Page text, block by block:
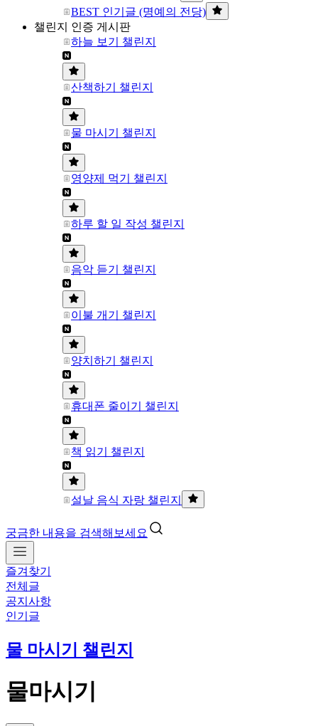
BEST 인기글 (명예의 전당)
챌린지 인증 게시판
하늘 보기 챌린지
산책하기 챌린지
물 마시기 챌린지
영양제 먹기 챌린지
하루 할 일 작성 챌린지
음악 듣기 챌린지
이불 개기 챌린지
양치하기 챌린지
휴대폰 줄이기 챌린지
책 읽기 챌린지
설날 음식 자랑 챌린지
궁금한 내용을 검색해보세요
즐겨찾기
전체글
공지사항
인기글
물 마시기 챌린지
물마시기